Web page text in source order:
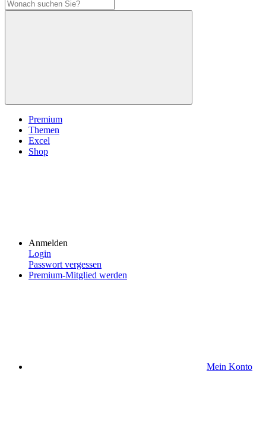
Premium
Themen
Excel
Shop
Anmelden
Login
Passwort vergessen
Premium-Mitglied werden
Mein Konto